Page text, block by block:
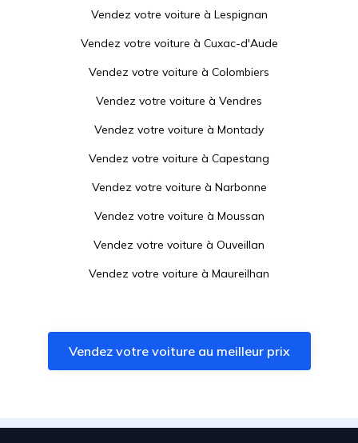
Vendez votre voiture à Lespignan
Vendez votre voiture à Cuxac-d'Aude
Vendez votre voiture à Colombiers
Vendez votre voiture à Vendres
Vendez votre voiture à Montady
Vendez votre voiture à Capestang
Vendez votre voiture à Narbonne
Vendez votre voiture à Moussan
Vendez votre voiture à Ouveillan
Vendez votre voiture à Maureilhan
Vendez votre voiture àGruissan
Vendez votre voiture àSaint-Marcel-sur-Aude
Vendez votre voiture au meilleur prix